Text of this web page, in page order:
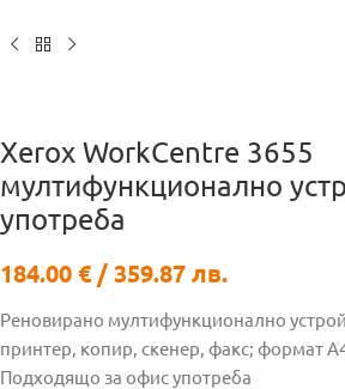
Xerox WorkCentre 3655
мултифункционално
употреба
184.00 €/ 359.87 лв.
Реновирано мултифункционално
принтер, копир, скенер, факс; формат
Подходящо за офис употреба